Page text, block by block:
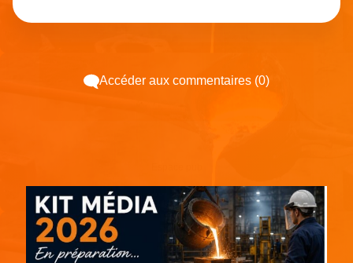
Accéder aux commentaires (0)